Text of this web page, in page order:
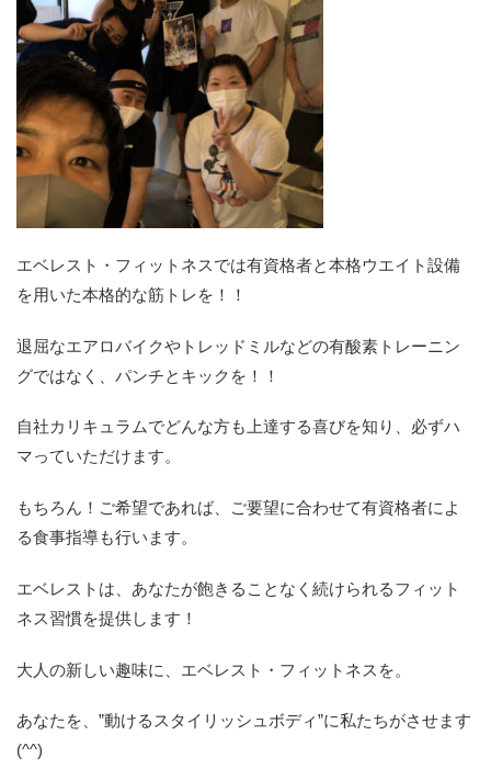
エベレスト・フィットネスでは有資格者と本格ウエイト設備
を用いた本格的な筋トレを！！
退屈なエアロバイクやトレッドミルなどの有酸素トレーニン
グではなく、パンチとキックを！！
自社カリキュラムでどんな方も上達する喜びを知り、必ずハ
マっていただけます。
もちろん！ご希望であれば、ご要望に合わせて有資格者によ
る食事指導も行います。
エベレストは、あなたが飽きることなく続けられるフィット
ネス習慣を提供します！
大人の新しい趣味に、エベレスト・フィットネスを。
あなたを、”動けるスタイリッシュボディ”に私たちがさせます
(^^)